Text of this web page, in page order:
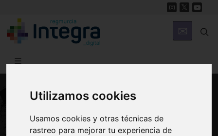
Utilizamos cookies
Usamos cookies y otras técnicas de
rastreo para mejorar tu experiencia de
Castillo de Aledo